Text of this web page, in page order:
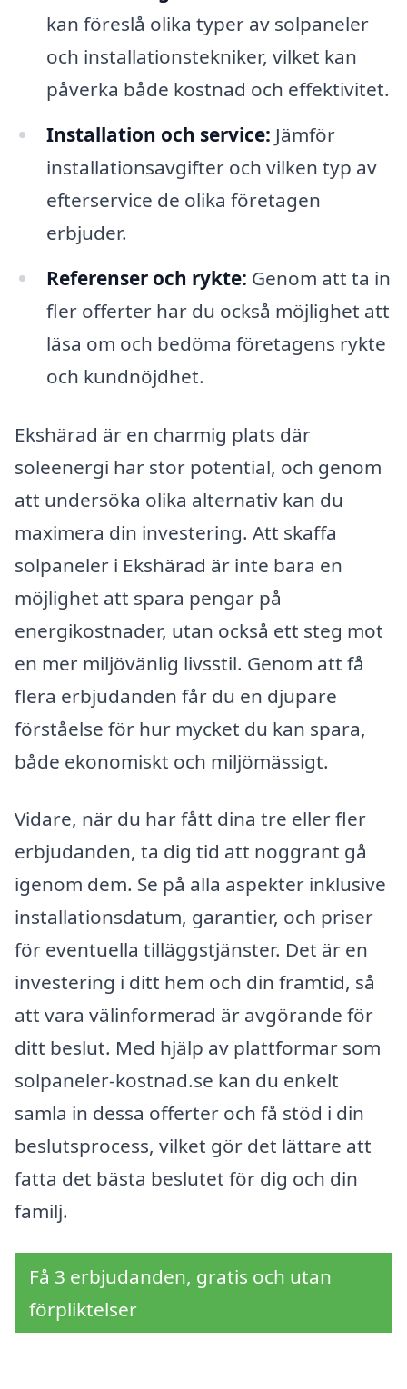
kan föreslå olika typer av solpaneler
och installationstekniker, vilket kan
påverka både kostnad och effektivitet.
Installation och service: Jämför
installationsavgifter och vilken typ av
efterservice de olika företagen
erbjuder.
Referenser och rykte: Genom att ta in
fler offerter har du också möjlighet att
läsa om och bedöma företagens rykte
och kundnöjdhet.
Ekshärad är en charmig plats där
soleenergi har stor potential, och genom
att undersöka olika alternativ kan du
maximera din investering. Att skaffa
solpaneler i Ekshärad är inte bara en
möjlighet att spara pengar på
energikostnader, utan också ett steg mot
en mer miljövänlig livsstil. Genom att få
flera erbjudanden får du en djupare
förståelse för hur mycket du kan spara,
både ekonomiskt och miljömässigt.
Vidare, när du har fått dina tre eller fler
erbjudanden, ta dig tid att noggrant gå
igenom dem. Se på alla aspekter inklusive
installationsdatum, garantier, och priser
för eventuella tilläggstjänster. Det är en
investering i ditt hem och din framtid, så
att vara välinformerad är avgörande för
ditt beslut. Med hjälp av plattformar som
solpaneler-kostnad.se kan du enkelt
samla in dessa offerter och få stöd i din
beslutsprocess, vilket gör det lättare att
fatta det bästa beslutet för dig och din
familj.
Få 3 erbjudanden, gratis och utan
förpliktelser